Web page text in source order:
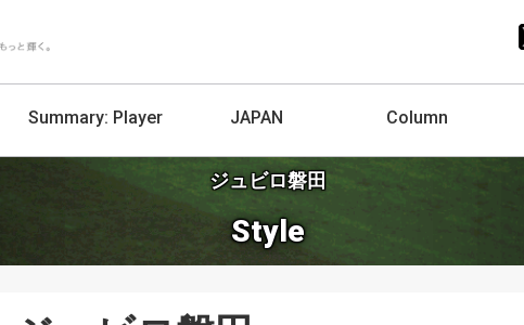
Summary: Player JAPAN Column
ジュビロ磐田
Style